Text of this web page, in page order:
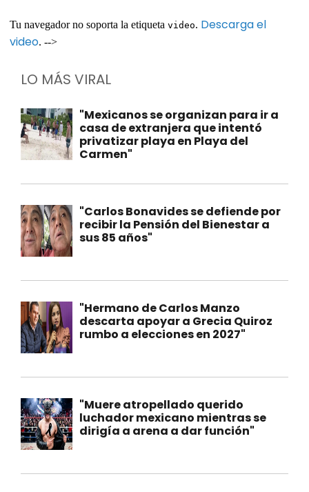
Tu navegador no soporta la etiqueta video. Descarga el
video. -->
LO MÁS VIRAL
"Mexicanos se organizan para ir a
casa de extranjera que intentó
privatizar playa en Playa del
Carmen"
"Carlos Bonavides se defiende por
recibir la Pensión del Bienestar a
sus 85 años"
"Hermano de Carlos Manzo
descarta apoyar a Grecia Quiroz
rumbo a elecciones en 2027"
"Muere atropellado querido
luchador mexicano mientras se
dirigía a arena a dar función"